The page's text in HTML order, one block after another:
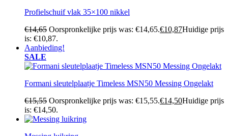
Profielschuif vlak 35×100 nikkel
€14,65 Oorspronkelijke prijs was: €14,65.€10,87Huidige prijs
is: €10,87.
Aanbieding!
SALE
Formani sleutelplaatje Timeless MSN50 Messing Ongelakt
€15,55 Oorspronkelijke prijs was: €15,55.€14,50Huidige prijs
is: €14,50.